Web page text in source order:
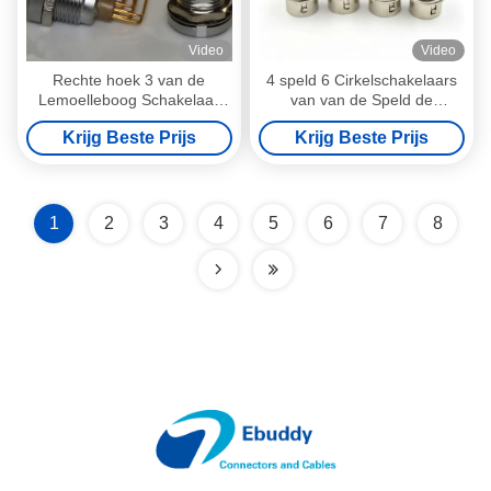
Video
Rechte hoek 3 van de
Lemoelleboog Schakelaar
van de Speld de Vrouwelijke
Contactdoos voor Gedrukte
Kringsraad
Krijg Beste Prijs
Video
4 speld 6 Cirkelschakelaars
van van de Speld de
Vrouwelijke Contactdoos
HR10A-7R-4S/HR10A-7R-6S
Krijg Beste Prijs
1 2 3 4 5 6 7 8